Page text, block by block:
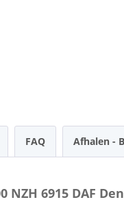
FAQ Afhalen -
6915 DAF